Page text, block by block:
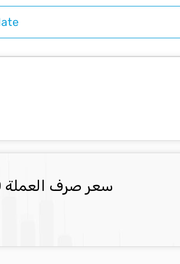
سعر صرف العملة USD العملة المحدثة